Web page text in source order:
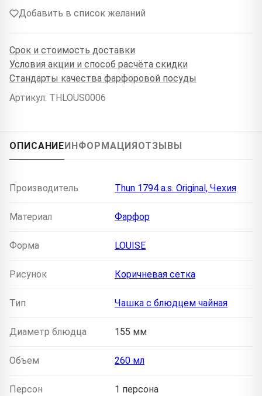
Добавить в список желаний
Срок и стоимость доставки
Условия акции и способ расчёта скидки
Стандарты качества фарфоровой посуды
Артикул: THLOUS0006
ОПИСАНИЕ ИНФОРМАЦИЯ ОТЗЫВЫ
Производитель Thun 1794 a.s. Original, Чехия
Материал Фарфор
Форма LOUISE
Рисунок Коричневая сетка
Тип Чашка с блюдцем чайная
Диаметр блюдца 155 мм
Объем 260 мл
Персон 1 персона